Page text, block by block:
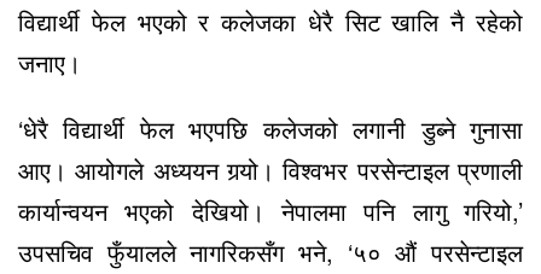
विद्यार्थी फेल भएको र कलेजका धेरै सिट खालि नै रहेको
जनाए।
‘धेरै विद्यार्थी फेल भएपछि कलेजको लगानी डुब्ने गुनासा
आए। आयोगले अध्ययन गर्‍यो। विश्वभर परसेन्टाइल प्रणाली
कार्यान्वयन भएको देखियो। नेपालमा पनि लागु गरियो,’
उपसचिव फुँयालले नागरिकसँग भने, ‘५० औं परसेन्टाइल